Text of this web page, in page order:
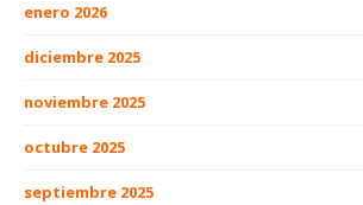
enero 2026
diciembre 2025
noviembre 2025
octubre 2025
septiembre 2025